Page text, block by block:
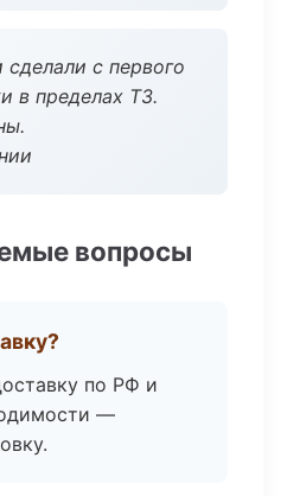
с первого
в пределах ТЗ.
вопросы
по РФ и
—